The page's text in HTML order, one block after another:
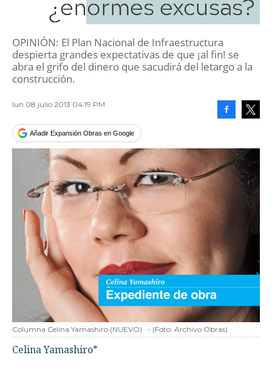
OPINIÓN: El Plan Nacional de Infraestructura
despierta grandes expectativas de que ¡al fin! se
abra el grifo del dinero que sacudirá del letargo a la
construcción.
lun 08 julio 2013 04:19 PM
Añadir Expansión Obras en Google
Columna Celina Yamashiro (NUEVO) - (Foto: Archivo Obras)
Celina Yamashiro*